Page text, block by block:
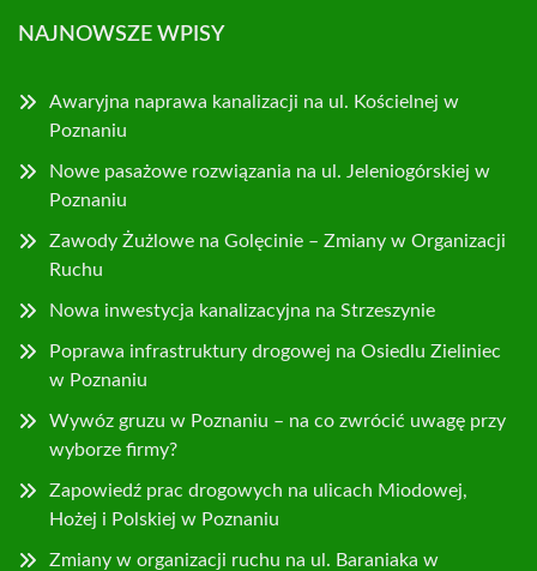
NAJNOWSZE WPISY
Awaryjna naprawa kanalizacji na ul. Kościelnej w
Poznaniu
Nowe pasażowe rozwiązania na ul. Jeleniogórskiej w
Poznaniu
Zawody Żużlowe na Golęcinie – Zmiany w Organizacji
Ruchu
Nowa inwestycja kanalizacyjna na Strzeszynie
Poprawa infrastruktury drogowej na Osiedlu Zieliniec
w Poznaniu
Wywóz gruzu w Poznaniu – na co zwrócić uwagę przy
wyborze firmy?
Zapowiedź prac drogowych na ulicach Miodowej,
Hożej i Polskiej w Poznaniu
Zmiany w organizacji ruchu na ul. Baraniaka w